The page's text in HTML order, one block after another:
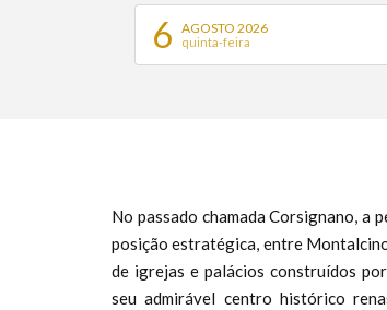
6 AGOSTO 2026
quinta-feira
No passado chamada Corsignano, a
posição estratégica, entre
de igrejas e palácios construídos
seu admirável centro histórico